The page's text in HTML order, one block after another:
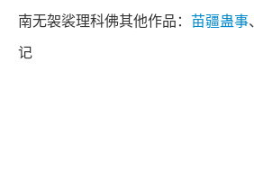
南无袈裟理科佛其他作品： 苗疆蛊事、
记